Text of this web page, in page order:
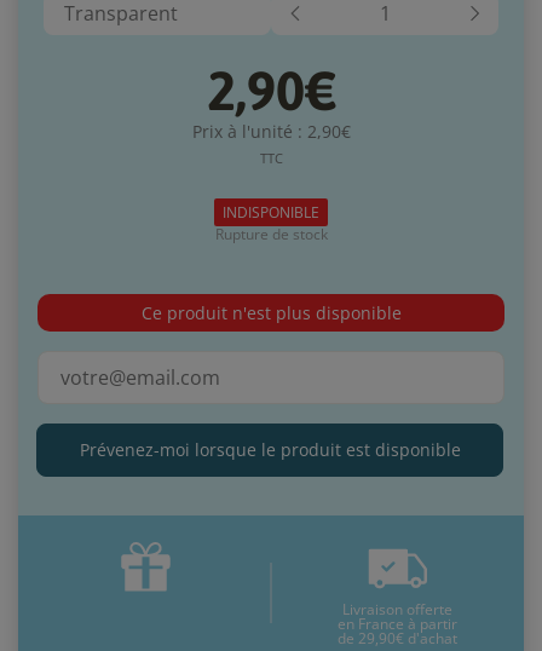
Transparent
2,90€
Prix à l'unité : 2,90€
TTC
INDISPONIBLE
Rupture de stock
Ce produit n'est plus disponible
Prévenez-moi lorsque le produit est disponible
Livraison offerte
en France à partir
de 29,90€ d'achat